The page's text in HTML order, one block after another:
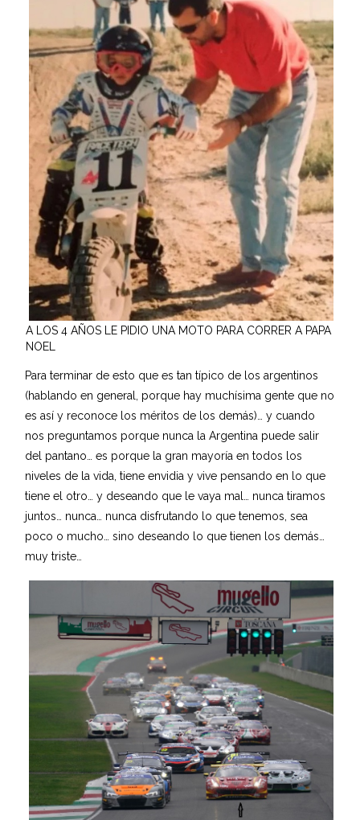
A LOS 4 AÑOS LE PIDIO UNA MOTO PARA CORRER A PAPA
NOEL
Para terminar de esto que es tan típico de los argentinos
(hablando en general, porque hay muchísima gente que no
es así y reconoce los méritos de los demás)… y cuando
nos preguntamos porque nunca la Argentina puede salir
del pantano… es porque la gran mayoría en todos los
niveles de la vida, tiene envidia y vive pensando en lo que
tiene el otro… y deseando que le vaya mal… nunca tiramos
juntos… nunca… nunca disfrutando lo que tenemos, sea
poco o mucho… sino deseando lo que tienen los demás…
muy triste…